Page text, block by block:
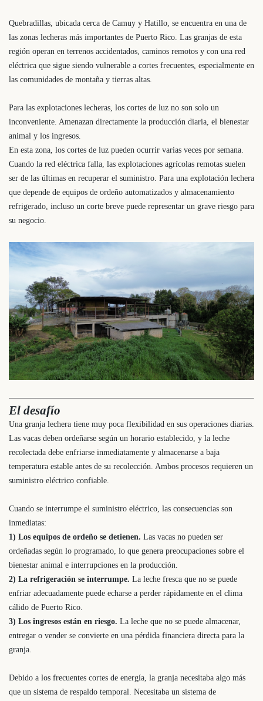
Quebradillas, ubicada cerca de Camuy y Hatillo, se encuentra en una de
las zonas lecheras más importantes de Puerto Rico. Las granjas de esta
región operan en terrenos accidentados, caminos remotos y con una red
eléctrica que sigue siendo vulnerable a cortes frecuentes, especialmente en
las comunidades de montaña y tierras altas.
Para las explotaciones lecheras, los cortes de luz no son solo un
inconveniente. Amenazan directamente la producción diaria, el bienestar
animal y los ingresos.
En esta zona, los cortes de luz pueden ocurrir varias veces por semana.
Cuando la red eléctrica falla, las explotaciones agrícolas remotas suelen
ser de las últimas en recuperar el suministro. Para una explotación lechera
que depende de equipos de ordeño automatizados y almacenamiento
refrigerado, incluso un corte breve puede representar un grave riesgo para
su negocio.
El desafío
Una granja lechera tiene muy poca flexibilidad en sus operaciones diarias.
Las vacas deben ordeñarse según un horario establecido, y la leche
recolectada debe enfriarse inmediatamente y almacenarse a baja
temperatura estable antes de su recolección. Ambos procesos requieren un
suministro eléctrico confiable.
Cuando se interrumpe el suministro eléctrico, las consecuencias son
inmediatas:
1) Los equipos de ordeño se detienen. Las vacas no pueden ser
ordeñadas según lo programado, lo que genera preocupaciones sobre el
bienestar animal e interrupciones en la producción.
2) La refrigeración se interrumpe. La leche fresca que no se puede
enfriar adecuadamente puede echarse a perder rápidamente en el clima
cálido de Puerto Rico.
3) Los ingresos están en riesgo. La leche que no se puede almacenar,
entregar o vender se convierte en una pérdida financiera directa para la
granja.
Debido a los frecuentes cortes de energía, la granja necesitaba algo más
que un sistema de respaldo temporal. Necesitaba un sistema de